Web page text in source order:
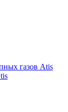
газов Atis